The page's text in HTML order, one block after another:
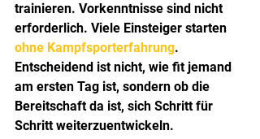
trainieren. Vorkenntnisse sind nicht
erforderlich. Viele Einsteiger starten
ohne Kampfsporterfahrung.
Entscheidend ist nicht, wie fit jemand
am ersten Tag ist, sondern ob die
Bereitschaft da ist, sich Schritt für
Schritt weiterzuentwickeln.